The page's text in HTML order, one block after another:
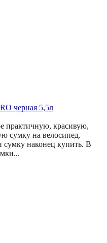
черная 5,5л
практичную, красивую,
сумку на велосипед.
наконец купить. В